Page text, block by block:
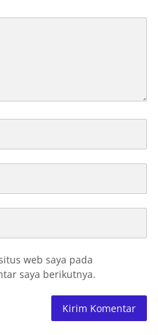
web saya pada
saya berikutnya.